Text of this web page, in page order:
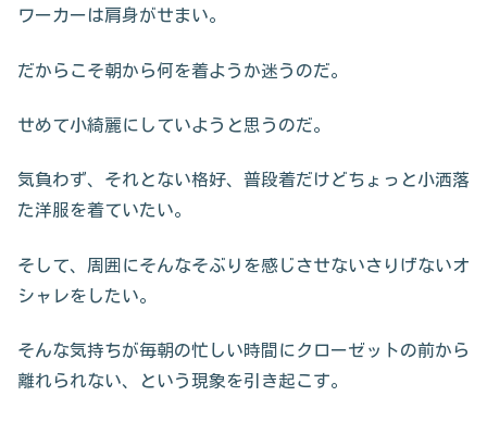
ワーカーは肩身がせまい。
だからこそ朝から何を着ようか迷うのだ。
せめて小綺麗にしていようと思うのだ。
気負わず、それとない格好、普段着だけどちょっと小洒落
た洋服を着ていたい。
そして、周囲にそんなそぶりを感じさせないさりげないオ
シャレをしたい。
そんな気持ちが毎朝の忙しい時間にクローゼットの前から
離れられない、という現象を引き起こす。